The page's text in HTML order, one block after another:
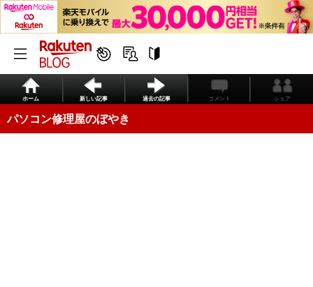
ホーム 新しい記事 過去の記事 コメント シェア
パソコン修理屋のぼやき